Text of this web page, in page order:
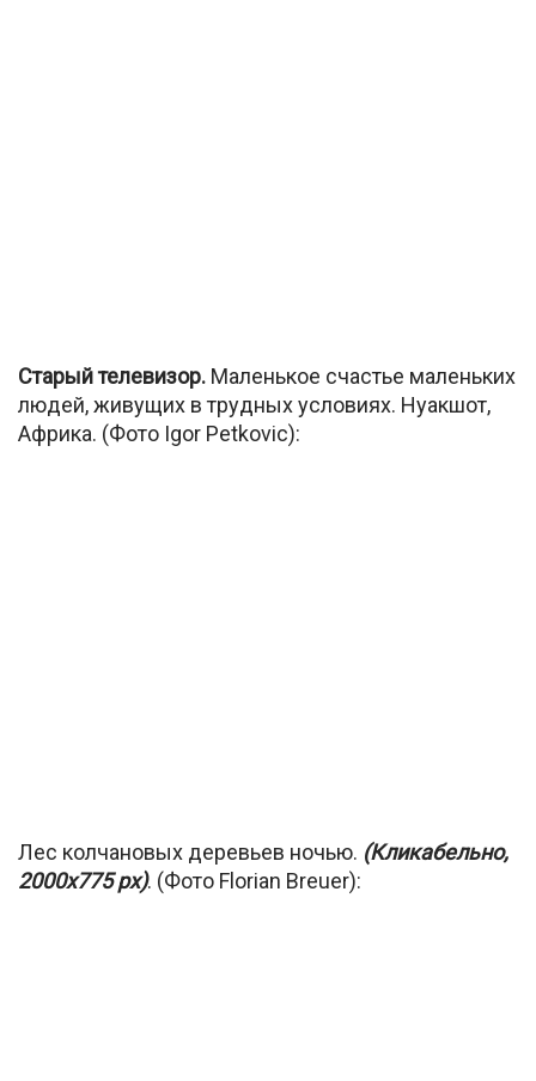
Старый телевизор. Маленькое счастье маленьких
людей, живущих в трудных условиях. Нуакшот,
Африка. (Фото Igor Petkovic):
Лес колчановых деревьев ночью. (Кликабельно,
2000х775 px). (Фото Florian Breuer):